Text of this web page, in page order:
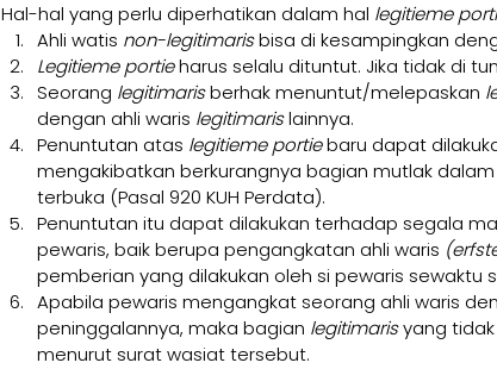
Hal-hal yang perlu diperhatikan dalam hal legitieme
Ahli watis non-legitimaris bisa di kesampingkan
Legitieme portie harus selalu dituntut. Jika tidak di
Seorang legitimaris berhak menuntut/melepaskan
dengan ahli waris legitimaris lainnya.
Penuntutan atas legitieme portie baru dapat
mengakibatkan berkurangnya bagian mutlak
terbuka (Pasal 920 KUH Perdata).
Penuntutan itu dapat dilakukan terhadap segala
pewaris, baik berupa pengangkatan ahli waris
pemberian yang dilakukan oleh si pewaris sewaktu
Apabila pewaris mengangkat seorang ahli waris
peninggalannya, maka bagian legitimaris yang
menurut surat wasiat tersebut.